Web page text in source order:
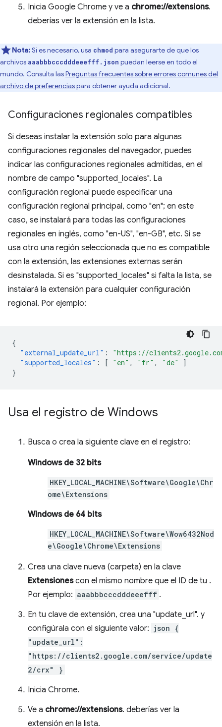
Inicia Google Chrome y ve a chrome://extensions.
deberías ver la extensión en la lista.
Nota:Si es necesario, usa chmod para asegurarte de que los
archivos aaabbbcccdddeeefff.json puedan leerse en todo el
mundo. Consulta lasPreguntas frecuentes sobre errores comunes del
archivo de preferenciaspara obtener ayuda adicional.
Configuraciones regionales compatibles
Si deseas instalar la extensión solo para algunas
configuraciones regionales del navegador, puedes
indicar las configuraciones regionales admitidas, en el
nombre de campo "supported_locales". La
configuración regional puede especificar una
configuración regional principal, como "en"; en este
caso, se instalará para todas las configuraciones
regionales en inglés, como "en-US", "en-GB", etc. Si se
usa otro una región seleccionada que no es compatible
con la extensión, las extensiones externas serán
desinstalada. Si es "supported_locales" si falta la lista, se
instalará la extensión para cualquier configuración
regional. Por ejemplo:
{
"external_update_url" :
"https://
"supported_locales" : [ "en" , "fr" , "de"
]
}
Usa el registro de Windows
Busca o crea la siguiente clave en el registro:
Windows de 32 bits
HKEY_LOCAL_MACHINE\Software\Google\Chr
ome\Extensions
Windows de 64 bits
HKEY_LOCAL_MACHINE\Software\Wow6432Nod
e\Google\Chrome\Extensions
Crea una clave nueva (carpeta) en la clave
Extensionescon el mismo nombre que el ID de tu .
Por ejemplo: aaabbbcccdddeeefff .
En tu clave de extensión, crea una "update_url". y
configúrala con el siguiente valor: json {
"update_url":
"https://clients2.google.com/service/update
2/crx" }
Inicia Chrome.
Ve a chrome://extensions. deberías ver la
extensión en la lista.